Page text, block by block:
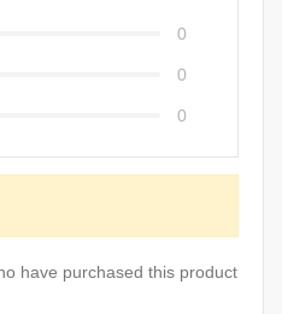
0
0
0
have purchased this product